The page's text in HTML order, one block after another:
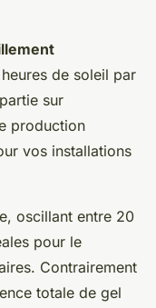
de soleil par
sur
production
vos installations
oscillant entre 20
pour le
Contrairement
totale de gel